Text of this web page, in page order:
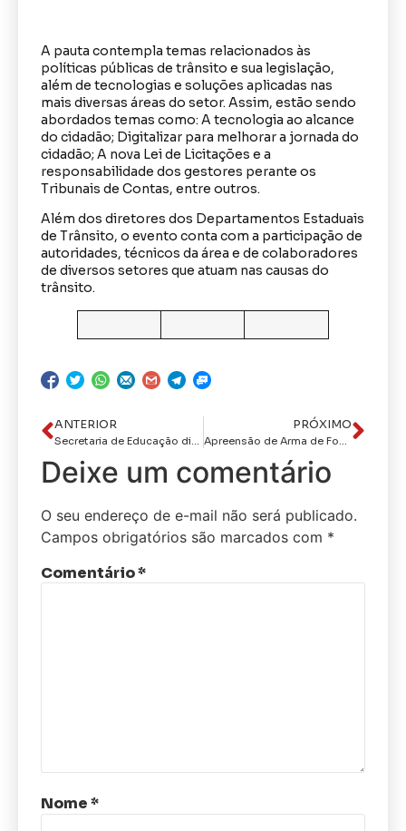
A pauta contempla temas relacionados às
políticas públicas de trânsito e sua legislação,
além de tecnologias e soluções aplicadas nas
mais diversas áreas do setor. Assim, estão sendo
abordados temas como: A tecnologia ao alcance
do cidadão; Digitalizar para melhorar a jornada do
cidadão; A nova Lei de Licitações e a
responsabilidade dos gestores perante os
Tribunais de Contas, entre outros.
Além dos diretores dos Departamentos Estaduais
de Trânsito, o evento conta com a participação de
autoridades, técnicos da área e de colaboradores
de diversos setores que atuam nas causas do
trânsito.
ANTERIOR PRÓXIMO
Deixe um comentário
O seu endereço de e-mail não será publicado.
Campos obrigatórios são marcados com *
Comentário*
Nome*